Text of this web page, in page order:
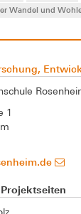
Wandel und
1